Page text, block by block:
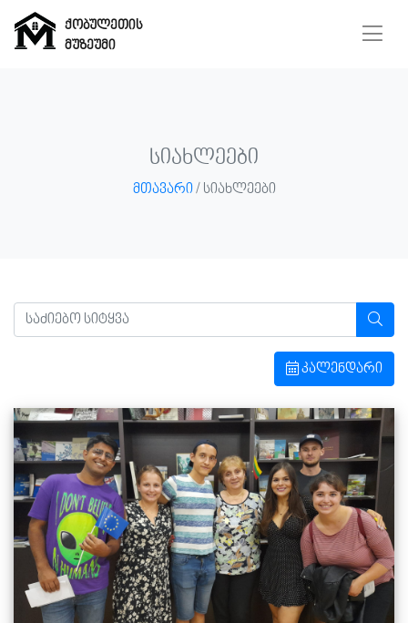
ქობულეთის
მუზეუმი
ჩვენ
სიახლეები
ალბომები
გალერეა
კონტაქტი
სიახლეები
მთავარი/ სიახლეები
კალენდარი
გერმანია, სკოვაკეთი, პოლონეთი, უკრაინა, სასომხეთი
21.09.2022 1956 სრულიად